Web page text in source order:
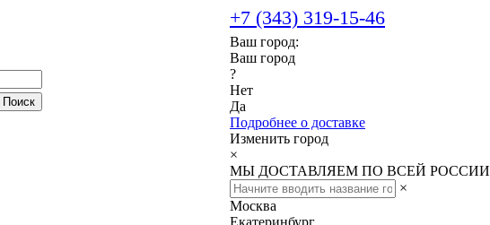
+7 (343) 319-15-46
Ваш город:
Ваш город
?
Нет
Да
Подробнее о доставке
Изменить город
×
МЫ ДОСТАВЛЯЕМ ПО ВСЕЙ РОССИИ
×
Москва
Екатеринбург